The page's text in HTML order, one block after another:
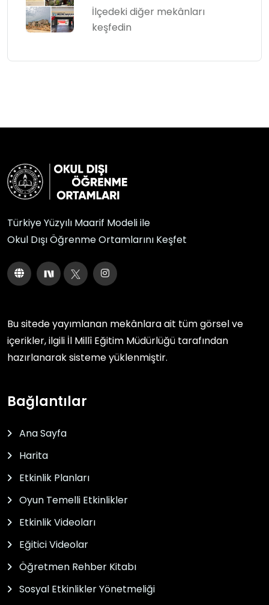
İlçedeki diğer mekânları
keşfedin
Türkiye Yüzyılı Maarif Modeli ile
Okul Dışı Öğrenme Ortamlarını Keşfet
Bu sitede yayımlanan mekânlara ait tüm görsel ve
içerikler, ilgili İl Millî Eğitim Müdürlüğü tarafından
hazırlanarak sisteme yüklenmiştir.
Bağlantılar
Ana Sayfa
Harita
Etkinlik Planları
Oyun Temelli Etkinlikler
Etkinlik Videoları
Eğitici Videolar
Öğretmen Rehber Kitabı
Sosyal Etkinlikler Yönetmeliği